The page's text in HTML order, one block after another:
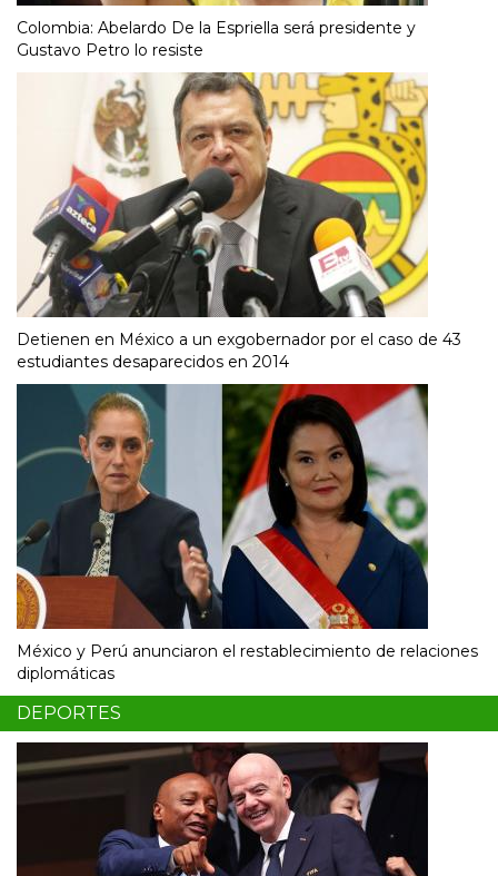
Colombia: Abelardo De la Espriella será presidente y
Gustavo Petro lo resiste
Detienen en México a un exgobernador por el caso de 43
estudiantes desaparecidos en 2014
México y Perú anunciaron el restablecimiento de relaciones
diplomáticas
DEPORTES